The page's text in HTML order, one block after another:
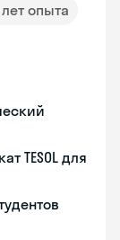
лет опыта
TESOL для